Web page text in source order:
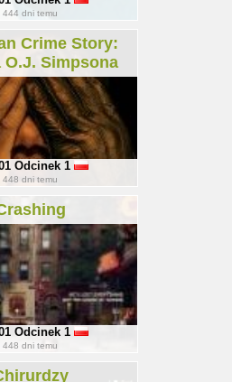
444 dni temu
Crime Story:
O.J. Simpsona
Odcinek 1
448 dni temu
Odcinek 1
448 dni temu